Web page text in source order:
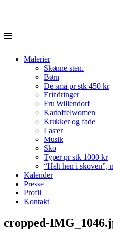
Jonna Stenvad
Menu
Skip
Malerier
Skønne sten.
Børn
De små pr stk 450 kr
Erindringer
Fru Willendorf
Kartoffelwomen
Krukker og fade
Laster
Musik
Sko
Typer pr stk 1000 kr
“Helt hen i skoven”,
Kalender
Presse
Profil
Kontakt
cropped-